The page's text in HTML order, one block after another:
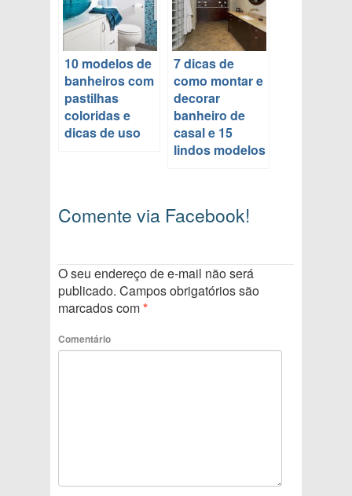
10 modelos de
banheiros com
pastilhas
coloridas e
dicas de uso
7 dicas de
como montar e
decorar
banheiro de
casal e 15
lindos modelos
Comente via Facebook!
O seu endereço de e-mail não será
publicado. Campos obrigatórios são
marcados com*
Comentário